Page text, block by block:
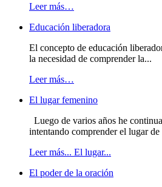
Leer más…
Educación liberadora
El concepto de educación
la necesidad de comprender la...
Leer más…
El lugar femenino
Luego de varios años he
intentando comprender el lugar
Leer más... El lugar...
El poder de la oración